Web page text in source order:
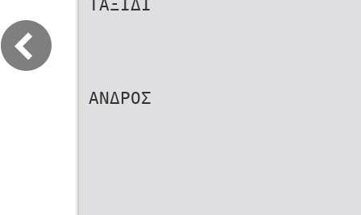
ΤΑΞΙΔΙ
ΑΝΔΡΟΣ